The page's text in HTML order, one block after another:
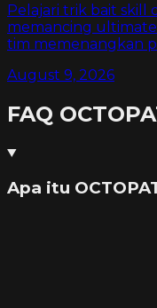
Pelajari trik bait skill
memancing
tim memenangkan
August 9, 2026
FAQ
Apa itu